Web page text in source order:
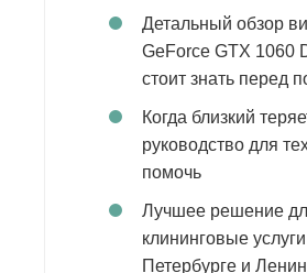
Детальный обзор
GeForce GTX 1060
стоит знать перед
Когда близкий
руководство для
помочь
Лучшее решение
клининговые
Петербурге и